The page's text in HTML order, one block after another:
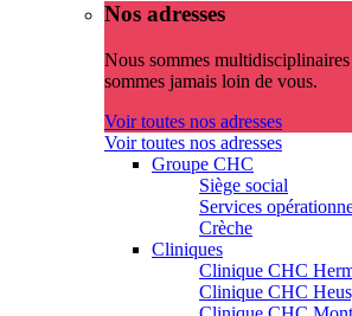
Nos adresses
Nous sommes
sommes jamais loin de vous.
Voir toutes nos adresses
Voir toutes nos adresses
Groupe CHC
Siège social
Services
Crèche
Cliniques
Clinique CHC
Clinique CHC